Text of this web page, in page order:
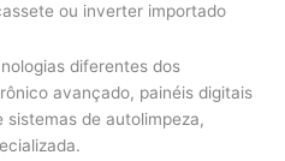
ou inverter importado
diferentes dos
avançado, painéis digitais
de autolimpeza,